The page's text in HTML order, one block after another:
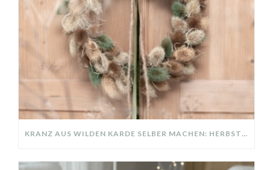
KRANZ AUS WILDEN KARDE SELBER MACHEN: HERBSTDEKO GANZ EINFACH